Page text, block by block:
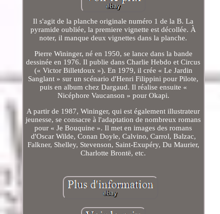
Il s'agit de la planche originale numéro 1 de la B. La
pyramide oubliée, la premiere vignette est décollée. À
noter, il manque deux vignettes dans la planche.
Pierre Wininger, né en 1950, se lance dans la bande
dessinée en 1976. Il publie dans Charlie Hebdo et Circus
(« Victor Billetdoux »). En 1979, il crée « Le Jardin
Sanglant » sur un scénario d'Henri Filippini pour Pilote,
puis en album chez Dargaud. Il réalise ensuite «
Nicéphore Vaucanson » pour Okapi.
A partir de 1987, Wininger, qui est également illustrateur
jeunesse, se consacre à l'adaptation de nombreux romans
pour « Je Bouquine ». Il met en images des romans
d'Oscar Wilde, Conan Doyle, Calvino, Carrol, Balzac,
Falkner, Shelley, Stevenson, Saint-Exupéry, Du Maurier,
Charlotte Brontë, etc.